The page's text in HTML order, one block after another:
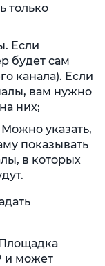
только
Если
будет сам
канала). Если
вам нужно
них;
указать,
показывать
в которых
Площадка
и может